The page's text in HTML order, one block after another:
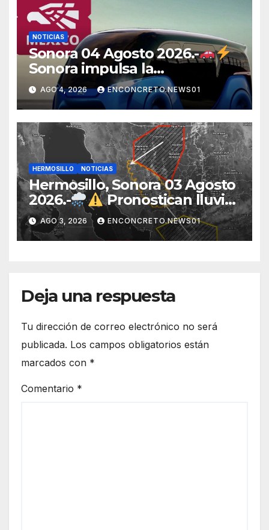
NOTICIAS
Sonora 04 Agosto 2026.-
Sonora impulsa la
electromovilidad con
«Beyond», un vehículo
eléctrico desarrollado junto al
ITH
AGO 4, 2026 ENCONCRETO.NEWS01
HERMOSILLO NOTICIAS
Hermosillo, Sonora 03 Agosto
2026.-
Pronostican lluvias
para Hermosillo esta noche;
norte de Sonora registra
mayor potencial de
AGO 3, 2026 ENCONCRETO.NEWS01
Deja una respuesta
Tu dirección de correo electrónico no será
publicada. Los campos obligatorios están
marcados con *
Comentario *